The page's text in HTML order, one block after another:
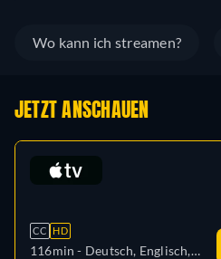
Wo kann ich streamen?
JETZT ANSCHAUEN
CC HD
116min - Deutsch, Englisch,